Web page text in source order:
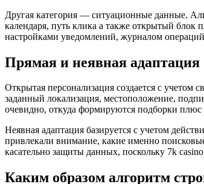
Другая категория — ситуационные данные.
календаря, путь клика а также открытый
настройками уведомлений, журналом
Прямая и неявная адаптация
Открытая персонализация создается с
заданный локализация, местоположение,
очевидно, откуда формируются подборки плюс
Неявная адаптация базируется с учетом
привлекали внимание, какие именно
касательно защиты данных, поскольку 7k
Каким образом алгоритм